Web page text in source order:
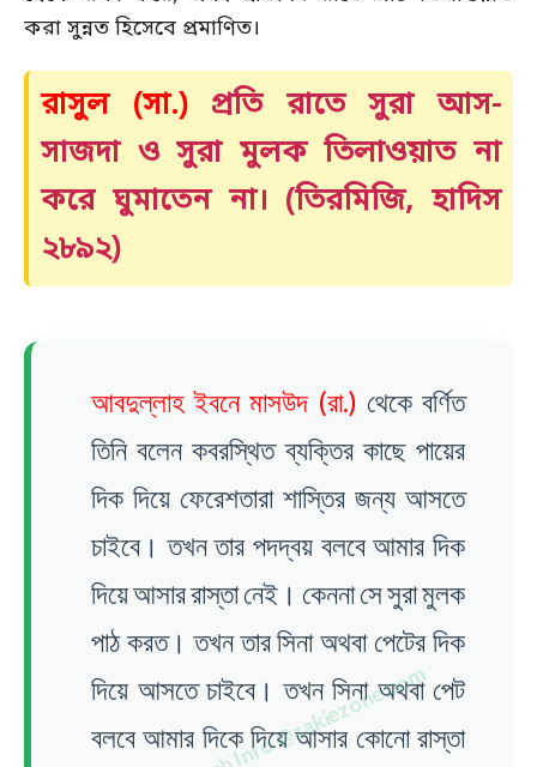
করা সুন্নত হিসেবে প্রমাণিত।
রাসুল (সা.)প্রতি রাতেসুরা আস-
সাজদাওসুরা মুলকতিলাওয়াত না
করে ঘুমাতেন না। (তিরমিজি, হাদিস
২৮৯২)
আবদুল্লাহ ইবনে মাসউদ (রা.) থেকে বর্ণিত
তিনি বলেন কবরস্থিত ব্যক্তির কাছে পায়ের
দিক দিয়ে ফেরেশতারা শাস্তির জন্য আসতে
চাইবে। তখন তার পদদ্বয় বলবে আমার দিক
দিয়ে আসার রাস্তা নেই। কেননা সে সুরা মুলক
পাঠ করত। তখন তার সিনা অথবা পেটের দিক
দিয়ে আসতে চাইবে। তখন সিনা অথবা পেট
বলবে আমার দিকে দিয়ে আসার কোনো রাস্তা